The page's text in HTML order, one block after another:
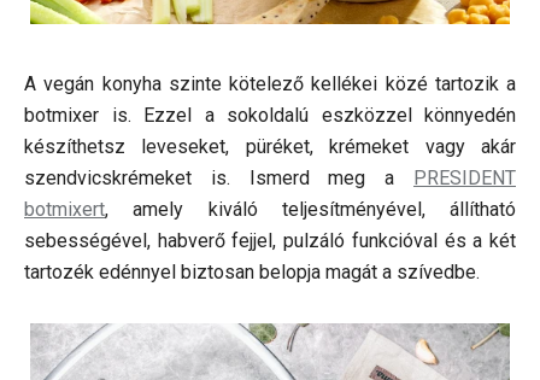
A vegán konyha szinte kötelező kellékei közé tartozik a
botmixer is. Ezzel a sokoldalú eszközzel könnyedén
készíthetsz leveseket, püréket, krémeket vagy akár
szendvicskrémeket is. Ismerd meg a PRESIDENT
botmixert, amely kiváló teljesítményével, állítható
sebességével, habverő fejjel, pulzáló funkcióval és a két
tartozék edénnyel biztosan belopja magát a szívedbe.